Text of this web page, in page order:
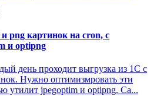
png картинок на cron, с
и optipng
день проходит выгрузка из 1С с
Нужно оптимизмровать эти
утилит jpegoptim и optipng. Са...